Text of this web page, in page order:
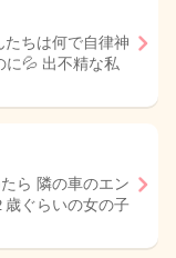
ちは何で自律神
に💦 出不精な私
ら 隣の車のエン
歳ぐらいの女の子